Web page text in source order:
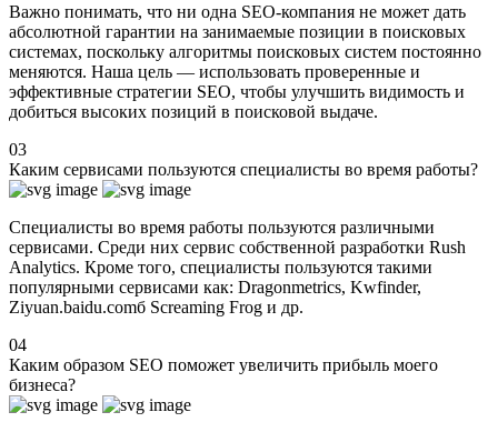
Важно понимать, что ни одна SEO-компания не может дать
абсолютной гарантии на занимаемые позиции в поисковых
системах, поскольку алгоритмы поисковых систем постоянно
меняются. Наша цель — использовать проверенные и
эффективные стратегии SEO, чтобы улучшить видимость и
добиться высоких позиций в поисковой выдаче.
03
Каким сервисами пользуются специалисты во время работы?
Специалисты во время работы пользуются различными
сервисами. Среди них сервис собственной разработки Rush
Analytics. Кроме того, специалисты пользуются такими
популярными сервисами как: Dragonmetrics, Kwfinder,
Ziyuan.baidu.comб Screaming Frog и др.
04
Каким образом SEO поможет увеличить прибыль моего
бизнеса?